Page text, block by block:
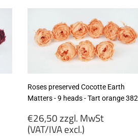
zzgl.
MwSt
(VAT/IVA
excl.)
Roses preserved Cocotte Earth
Matters - 9 heads - Tart orange 382
Regular
price
€26,50 zzgl. MwSt
(VAT/IVA excl.)